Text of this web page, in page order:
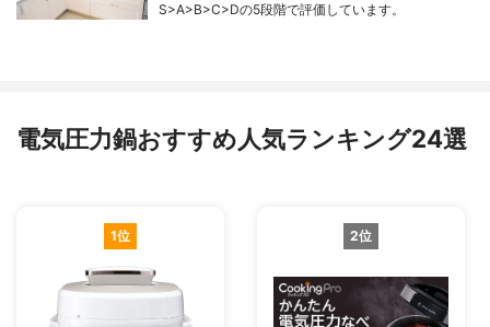
S>A>B>C>Dの5段階で評価しています。
電気圧力鍋おすすめ人気ランキング24選
1位 2位